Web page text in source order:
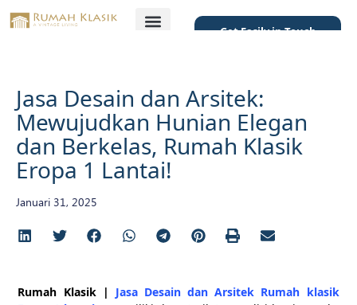
Get Easily in Touch
Jasa Desain dan Arsitek:
Mewujudkan Hunian Elegan
dan Berkelas, Rumah Klasik
Eropa 1 Lantai!
Januari 31, 2025
Rumah Klasik | Jasa Desain dan Arsitek Rumah klasik